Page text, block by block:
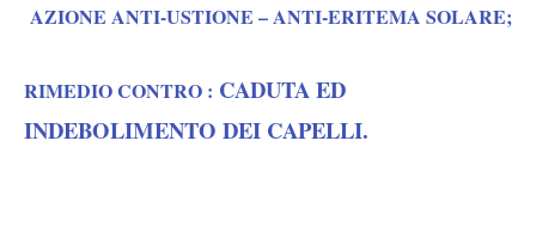
AZIONE ANTI-USTIONE – ANTI-ERITEMA SOLARE;
RIMEDIO CONTRO : CADUTA ED
INDEBOLIMENTO DEI CAPELLI.